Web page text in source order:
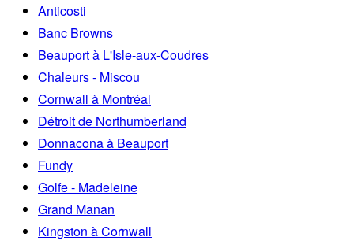
Anticosti
Banc Browns
Beauport à L'Isle-aux-Coudres
Chaleurs - Miscou
Cornwall à Montréal
Détroit de Northumberland
Donnacona à Beauport
Fundy
Golfe - Madeleine
Grand Manan
Kingston à Cornwall